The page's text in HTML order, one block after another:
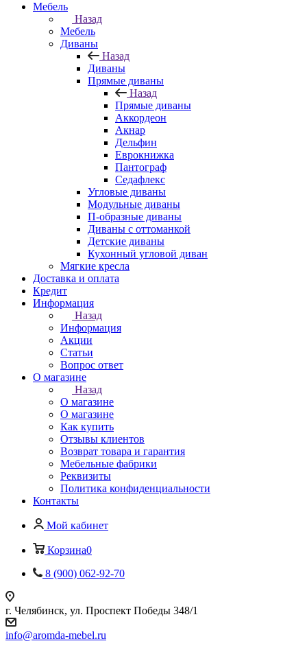
Мебель
Назад
Мебель
Диваны
Назад
Диваны
Прямые диваны
Назад
Прямые диваны
Аккордеон
Акнар
Дельфин
Еврокнижка
Пантограф
Седафлекс
Угловые диваны
Модульные диваны
П-образные диваны
Диваны с оттоманкой
Детские диваны
Кухонный угловой диван
Мягкие кресла
Доставка и оплата
Кредит
Информация
Назад
Информация
Акции
Статьи
Вопрос ответ
О магазине
Назад
О магазине
О магазине
Как купить
Отзывы клиентов
Возврат товара и гарантия
Мебельные фабрики
Реквизиты
Политика конфиденциальности
Контакты
Мой кабинет
Корзина0
8 (900) 062-92-70
г. Челябинск, ул. Проспект Победы 348/1
info@aromda-mebel.ru